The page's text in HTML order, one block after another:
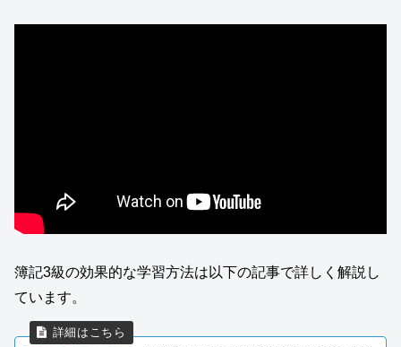
簿記3級の効果的な学習方法は以下の記事で詳しく解説し
ています。